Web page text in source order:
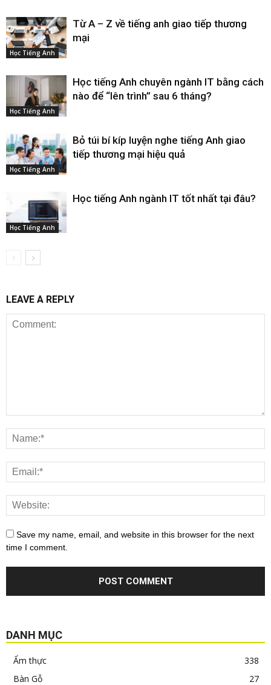
Học Tiếng Anh
Từ A – Z về tiếng anh giao tiếp thương
mại
Học Tiếng Anh
Học tiếng Anh chuyên ngành IT bằng cách
nào để “lên trình” sau 6 tháng?
Học Tiếng Anh
Bỏ túi bí kíp luyện nghe tiếng Anh giao
tiếp thương mại hiệu quả
Học Tiếng Anh
Học tiếng Anh ngành IT tốt nhất tại đâu?
LEAVE A REPLY
Save my name, email, and website in this browser for the next
time I comment.
DANH MỤC
Ẩm thực
338
Bàn Gỗ
27